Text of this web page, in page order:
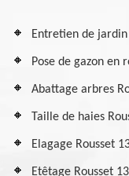
Entretien de jardin
Pose de gazon en
Abattage arbres
Taille de haies
Elagage Rousset
Etêtage Rousset